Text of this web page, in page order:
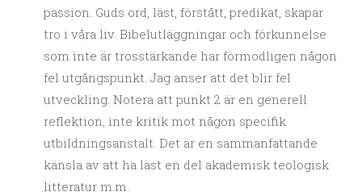
passion. Guds ord, läst, förstått, predikat, skapar
tro i våra liv. Bibelutläggningar och förkunnelse
som inte är trosstärkande har förmodligen någon
fel utgångspunkt. Jag anser att det blir fel
utveckling. Notera att punkt 2 är en generell
reflektion, inte kritik mot någon specifik
utbildningsanstalt. Det är en sammanfattande
känsla av att ha läst en del akademisk teologisk
litteratur m.m.